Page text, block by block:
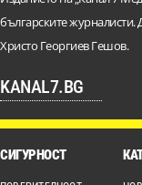
българските журналисти.
Христо Георгиев Гешов.
KANAL7.BG
СИГУРНОСТ